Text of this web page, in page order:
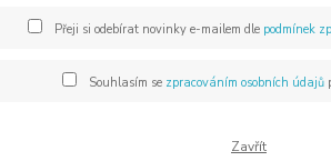
Přeji si odebírat novinky e-mailem dle podmínek
Souhlasím se zpracováním osobních údajů
Zavřít